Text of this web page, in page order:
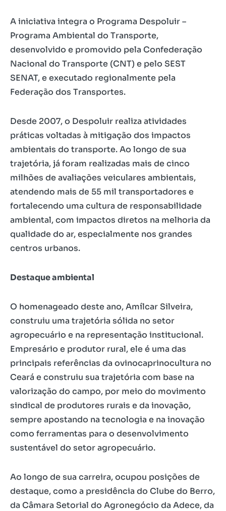
A iniciativa integra o Programa Despoluir –
Programa Ambiental do Transporte,
desenvolvido e promovido pela Confederação
Nacional do Transporte (CNT) e pelo SEST
SENAT, e executado regionalmente pela
Federação dos Transportes.
Desde 2007, o Despoluir realiza atividades
práticas voltadas à mitigação dos impactos
ambientais do transporte. Ao longo de sua
trajetória, já foram realizadas mais de cinco
milhões de avaliações veiculares ambientais,
atendendo mais de 55 mil transportadores e
fortalecendo uma cultura de responsabilidade
ambiental, com impactos diretos na melhoria da
qualidade do ar, especialmente nos grandes
centros urbanos.
Destaque ambiental
O homenageado deste ano, Amílcar Silveira,
construiu uma trajetória sólida no setor
agropecuário e na representação institucional.
Empresário e produtor rural, ele é uma das
principais referências da ovinocaprinocultura no
Ceará e construiu sua trajetória com base na
valorização do campo, por meio do movimento
sindical de produtores rurais e da inovação,
sempre apostando na tecnologia e na inovação
como ferramentas para o desenvolvimento
sustentável do setor agropecuário.
Ao longo de sua carreira, ocupou posições de
destaque, como a presidência do Clube do Berro,
da Câmara Setorial do Agronegócio da Adece, da